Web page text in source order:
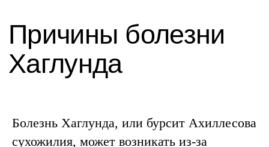
Болезнь Хаглунда, или бурсит Ахиллесова
сухожилия, может возникать из-за